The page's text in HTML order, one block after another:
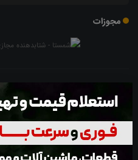
مجوزات
شبکه های اجتماعی
لینکدین